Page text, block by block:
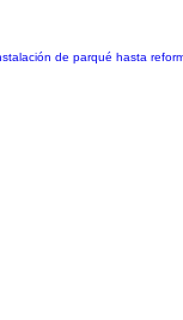
de parqué hasta